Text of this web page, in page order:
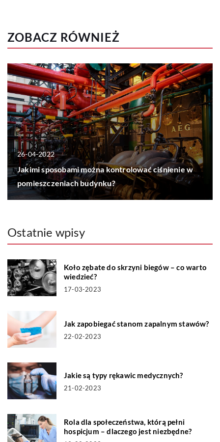
ZOBACZ RÓWNIEŻ
26-04-2022
Jakimi sposobami można kontrolować ciśnienie w
pomieszczeniach budynku?
Ostatnie wpisy
Koło zębate do skrzyni biegów – co warto
wiedzieć?
17-03-2023
Jak zapobiegać stanom zapalnym stawów?
22-02-2023
Jakie są typy rękawic medycznych?
21-02-2023
Rola dla społeczeństwa, którą pełni
hospicjum – dlaczego jest niezbędne?